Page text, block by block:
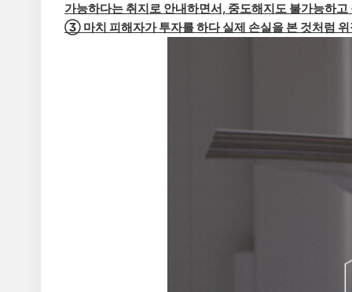
가능하다는 취지로 안내하면서, 중도해지도 불가능하
③ 마치 피해자가 투자를 하다 실제 손실을 본 것처럼